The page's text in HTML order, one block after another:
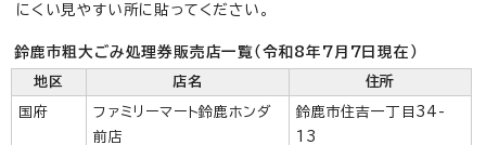
にくい見やすい所に貼ってください。
鈴鹿市粗大ごみ処理券販売店一覧（令和8年7月7日現在）
地区 店名 住所
国府
ファミリーマート鈴鹿ホンダ
前店
鈴鹿市住吉一丁目34-
13